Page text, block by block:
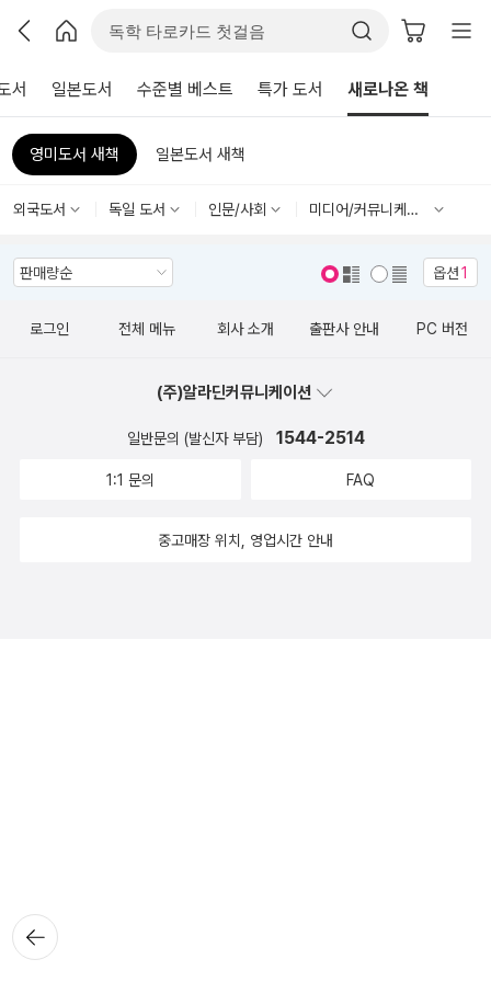
서 일본도서 수준별 베스트 특가 도서 새로나온 책
영미도서 새책 일본도서 새책
외국도서 독일 도서 인문/사회 미디어/커뮤니케이션
옵션1
뒤로가
기
로그인 전체 메뉴 회사 소개 출판사 안내 PC 버전
(주)알라딘커뮤니케이션
일반문의 (발신자 부담) 1544-2514
1:1 문의 FAQ
중고매장 위치, 영업시간 안내